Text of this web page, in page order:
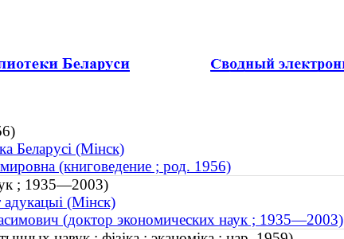
Беларусі (Мінск)
(книговедение ; род. 1956)
; 1935—2003)
(Мінск)
(доктор экономических наук ; 1935—2003)